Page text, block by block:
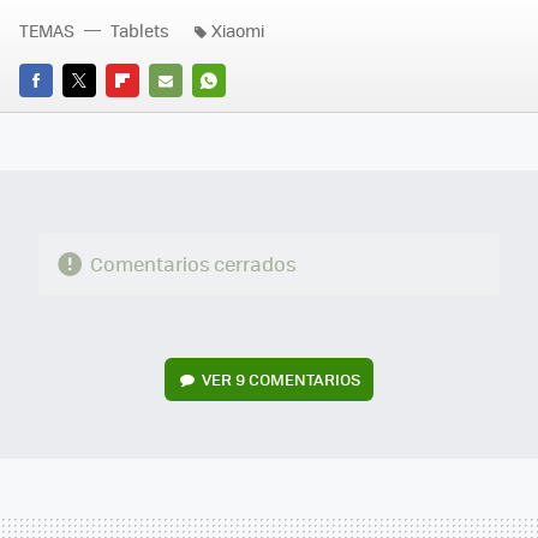
FACEBOOK
TWITTERFLIPBOARD
E-
WHATSAPP
TEMAS Tablets Xiaomi
Comentarios cerrados
VER9 COMENTARIOS